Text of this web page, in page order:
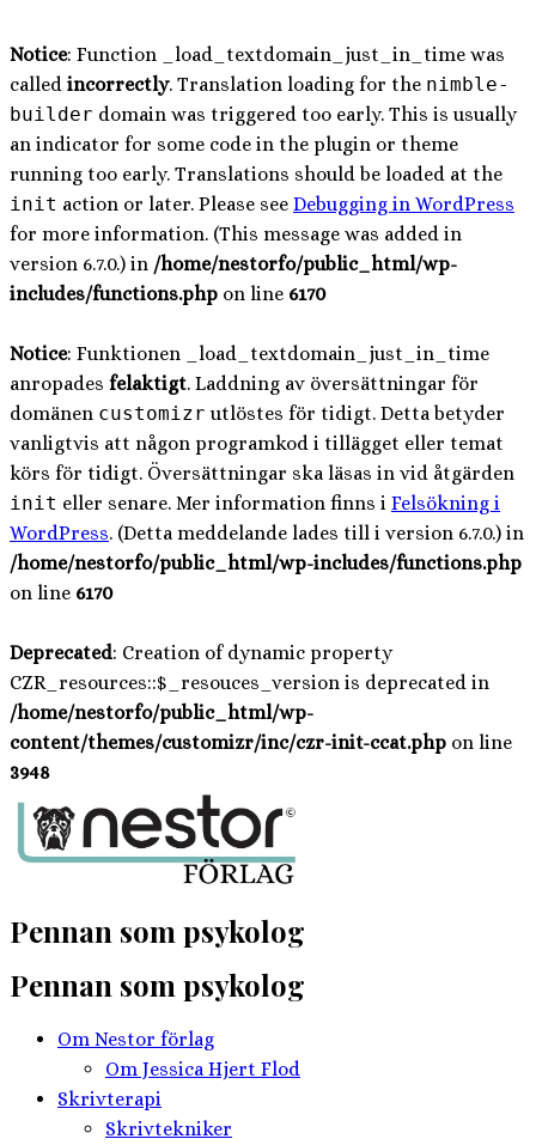
Notice: Function _load_textdomain_just_in_time was
called incorrectly. Translation loading for the nimble-
builder domain was triggered too early. This is usually
an indicator for some code in the plugin or theme
running too early. Translations should be loaded at the
init action or later. Please see Debugging in WordPress
for more information. (This message was added in
version 6.7.0.) in /home/nestorfo/public_html/wp-
includes/functions.php on line 6170
Notice: Funktionen _load_textdomain_just_in_time
anropades felaktigt. Laddning av översättningar för
domänen customizr utlöstes för tidigt. Detta betyder
vanligtvis att någon programkod i tillägget eller temat
körs för tidigt. Översättningar ska läsas in vid åtgärden
init eller senare. Mer information finns i Felsökning i
WordPress. (Detta meddelande lades till i version 6.7.0.) in
/home/nestorfo/public_html/wp-includes/functions.php
on line 6170
Deprecated: Creation of dynamic property
CZR_resources::$_resouces_version is deprecated in
/home/nestorfo/public_html/wp-
content/themes/customizr/inc/czr-init-ccat.php on line
3948
Hoppa
innehåll
Pennan som psykolog
Pennan som psykolog
Om Nestor förlag
Om Jessica Hjert Flod
Skrivterapi
Skrivtekniker